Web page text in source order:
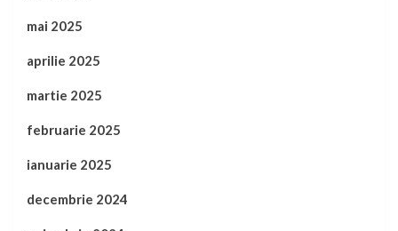
mai 2025
aprilie 2025
martie 2025
februarie 2025
ianuarie 2025
decembrie 2024